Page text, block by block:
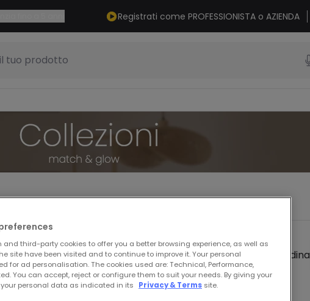
Registrati come PROFESSIONISTA o AZIENDA
tuo prodotto
Ordina
and third-party cookies to offer you a better browsing experience, as well as
site have been visited and to continue to improve it. Your personal
for ad personalisation. The cookies used are: Technical, Performance,
You can accept, reject or configure them to suit your needs. By giving your
personal data as indicated in its
Privacy & Terms site.